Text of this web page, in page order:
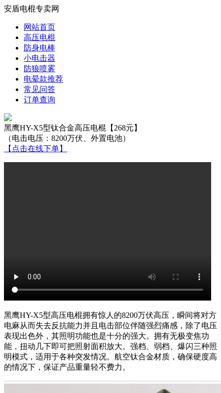
安盾电棍专卖网
网站首页
高压电棍
防身电棒
小电击器
防狼喷雾
电晕款推荐
常见问答
订单查询
黑鹰HY-X5型钛合金高压电棍【268元】
（电击电压：8200万伏、外置电池）
【点击在线下单】
黑鹰HY-X5型高压电棍拥有惊人的8200万伏高压，瞬间将对方
电麻从而失去反抗能力并且电击部位伴随强烈痛感，除了电压
表现出色外，其照明功能也是十分的强大。拥有无极变焦功
能，扭动几下即可把照射面积放大。强档、弱档、爆闪三种照
明模式，适用于各种突发情况。航空钛合金材质，确保硬度高
的情况下，保证产品重量轻不费力。